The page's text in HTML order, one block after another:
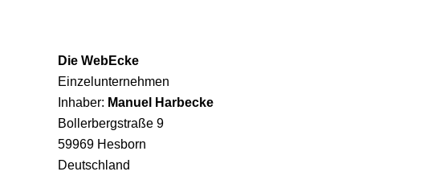
Die WebEcke
Einzelunternehmen
Inhaber: Manuel Harbecke
Bollerbergstraße 9
59969 Hesborn
Deutschland